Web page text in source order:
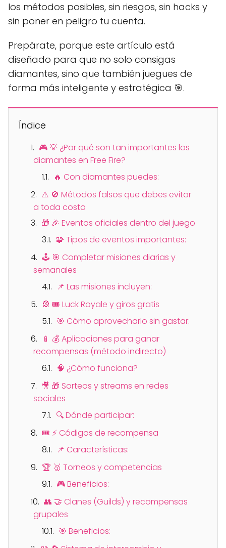
los métodos posibles, sin riesgos, sin hacks y
sin poner en peligro tu cuenta.
Prepárate, porque este artículo está
diseñado para que no solo consigas
diamantes, sino que también juegues de
forma más inteligente y estratégica 🎯.
Índice
🎮 💡 ¿Por qué son tan importantes los
diamantes en Free Fire?
🔥 Con diamantes puedes:
⚠️ 🚫 Métodos falsos que debes evitar
a toda costa
🎁 🎉 Eventos oficiales dentro del juego
🧩 Tipos de eventos importantes:
🕹️ 🎯 Completar misiones diarias y
semanales
📌 Las misiones incluyen:
🎡 🎟️ Luck Royale y giros gratis
🎯 Cómo aprovecharlo sin gastar:
📱 💰 Aplicaciones para ganar
recompensas (método indirecto)
🧠 ¿Cómo funciona?
🎥 🎁 Sorteos y streams en redes
sociales
🔍 Dónde participar:
🎟️ ⚡ Códigos de recompensa
📌 Características:
🏆 🥇 Torneos y competencias
🎮 Beneficios:
👥 🤝 Clanes (Guilds) y recompensas
grupales
🎯 Beneficios: